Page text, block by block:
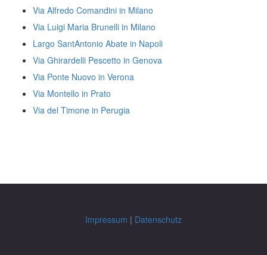
Via Alfredo Comandini in Milano
Via Luigi Maria Brunelli in Milano
Largo SantAntonio Abate in Napoli
Via Ghirardelli Pescetto in Genova
Via Ponte Nuovo in Verona
Via Montello in Prato
Via del Timone in Perugia
Impressum | Datenschutz